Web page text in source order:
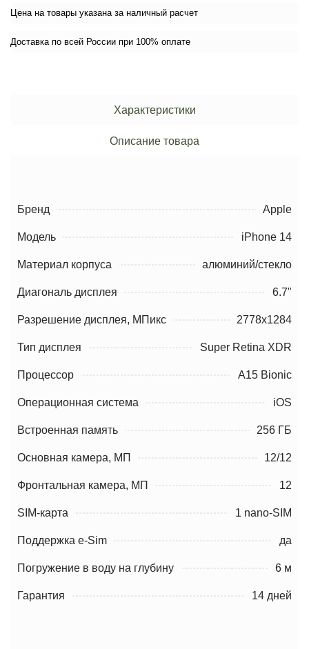
Цена на товары указана за наличный расчет
Доставка по всей России при 100% оплате
Характеристики
Описание товара
Бренд Apple
Модель iPhone 14
Материал корпуса алюминий/стекло
Диагональ дисплея 6.7"
Разрешение дисплея, МПикс 2778x1284
Тип дисплея Super Retina XDR
Процессор A15 Bionic
Операционная система iOS
Встроенная память 256 ГБ
Основная камера, МП 12/12
Фронтальная камера, МП 12
SIM-карта 1 nano-SIM
Поддержка e-Sim да
Погружение в воду на глубину 6 м
Гарантия 14 дней